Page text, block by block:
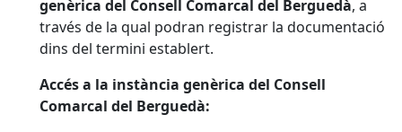
genèrica del Consell Comarcal del Berguedà, a
través de la qual podran registrar la documentació
dins del termini establert.
Accés a la instància genèrica del Consell
Comarcal del Berguedà: